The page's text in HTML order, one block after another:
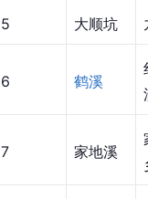
5 大顺坑
6 鹤溪
7 家地溪